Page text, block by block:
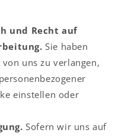
und Recht auf
Sie haben
uns zu verlangen,
einstellen oder
Sofern wir uns auf